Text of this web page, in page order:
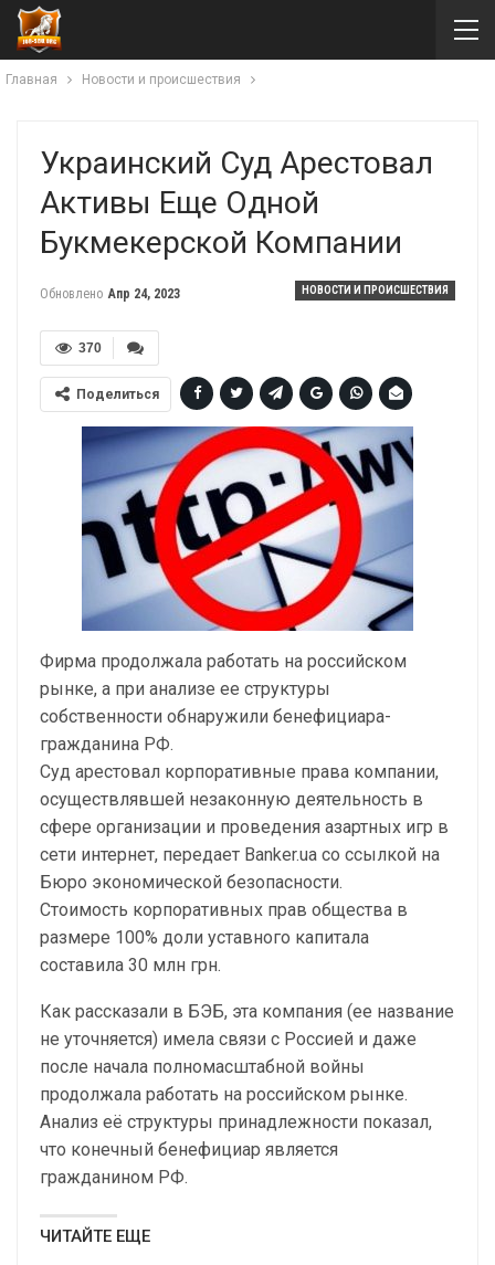
Главная Новости и происшествия
Украинский Суд Арестовал
Активы Еще Одной
Букмекерской Компании
НОВОСТИ И ПРОИСШЕСТВИЯ
Обновлено Апр 24, 2023
370
Поделиться
Фирма продолжала работать на российском
рынке, а при анализе ее структуры
собственности обнаружили бенефициара-
гражданина РФ.
Суд арестовал корпоративные права компании,
осуществлявшей незаконную деятельность в
сфере организации и проведения азартных игр в
сети интернет, передает Banker.ua со ссылкой на
Бюро экономической безопасности.
Стоимость корпоративных прав общества в
размере 100% доли уставного капитала
составила 30 млн грн.
Как рассказали в БЭБ, эта компания (ее название
не уточняется) имела связи с Россией и даже
после начала полномасштабной войны
продолжала работать на российском рынке.
Анализ её структуры принадлежности показал,
что конечный бенефициар является
гражданином РФ.
ЧИТАЙТЕ ЕЩЕ